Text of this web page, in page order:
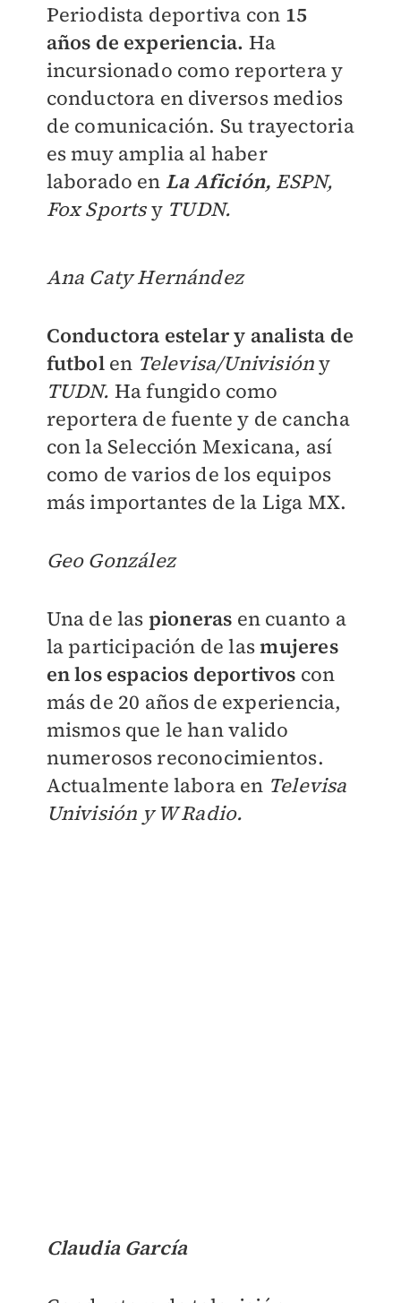
Periodista deportiva con 15
años de experiencia. Ha
incursionado como reportera y
conductora en diversos medios
de comunicación. Su trayectoria
es muy amplia al haber
laborado en La Afición, ESPN,
Fox SportsyTUDN.
Ana Caty Hernández
Conductora estelar y analista de
futbolen Televisa/Univisióny
TUDN. Ha fungido como
reportera de fuente y de cancha
con la Selección Mexicana, así
como de varios de los equipos
más importantes de la Liga MX.
Geo González
Una de las pioneras en cuanto a
la participación de lasmujeres
en los espacios deportivos con
más de 20 años de experiencia,
mismos que le han valido
numerosos reconocimientos.
Actualmente labora en Televisa
Univisión y W Radio.
Claudia García